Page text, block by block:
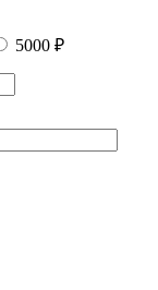
5000 ₽